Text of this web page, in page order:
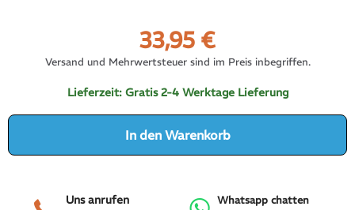
33,95 €
Versand und Mehrwertsteuer sind im Preis inbegriffen.
Lieferzeit: Gratis 2-4 Werktage Lieferung
In den Warenkorb
Uns anrufen Whatsapp chatten